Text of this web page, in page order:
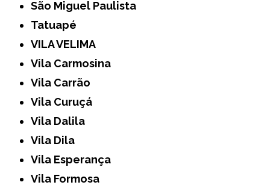
São Miguel Paulista
Tatuapé
VILA VELIMA
Vila Carmosina
Vila Carrão
Vila Curuçá
Vila Dalila
Vila Dila
Vila Esperança
Vila Formosa